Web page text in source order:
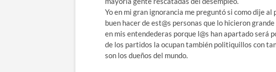
Yo en mi gran ignorancia me preguntó si como dije
buen hacer de est@s personas que lo hicieron
en mis entendederas porque l@s han apartado será
de los partidos la ocupan también politiquillos con
son los dueños del mundo.